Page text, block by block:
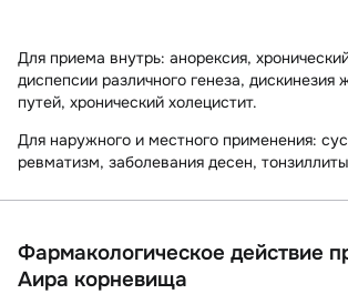
Для приема внутрь: анорексия,
диспепсии различного генеза, дискинезия
путей, хронический холецистит.
Для наружного и местного применения:
ревматизм, заболевания десен,
Фармакологическое действие
Аира корневища